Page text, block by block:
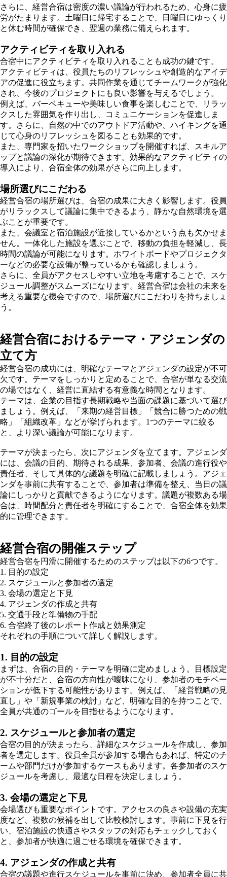
さらに、経営合宿は密度の濃い議論が行われるため、心身に疲
労がたまります。土曜日に帰宅することで、日曜日にゆっくり
と休む時間が確保でき、翌週の業務に備えられます。
アクティビティを取り入れる
合宿中にアクティビティを取り入れることも成功の鍵です。
アクティビティは、役員たちのリフレッシュや創造的なアイデ
アの促進に役立ちます。共同作業を通じてチームワークが強化
され、今後のプロジェクトにも良い影響を与えるでしょう。
例えば、バーベキューや美味しい食事を楽しむことで、リラッ
クスした雰囲気を作り出し、コミュニケーションを促進しま
す。さらに、自然の中でのアウトドア活動や、ハイキングを通
じて心身のリフレッシュを図ることも効果的です。
また、専門家を招いたワークショップを開催すれば、スキルア
ップと議論の深化が期待できます。効果的なアクティビティの
導入により、合宿全体の効果がさらに向上します。
場所選びにこだわる
経営合宿の場所選びは、合宿の成果に大きく影響します。役員
がリラックスして議論に集中できるよう、静かな自然環境を選
ぶことが重要です。
また、会議室と宿泊施設が近接しているかという点も欠かせま
せん。一体化した施設を選ぶことで、移動の負担を軽減し、長
時間の議論が可能になります。ホワイトボードやプロジェクタ
ーなどの必要な設備が整っているかも確認しましょう。
さらに、全員がアクセスしやすい立地を考慮することで、スケ
ジュール調整がスムーズになります。経営合宿は会社の未来を
考える重要な機会ですので、場所選びにこだわりを持ちましょ
う。
経営合宿におけるテーマ・アジェンダの
立て方
経営合宿の成功には、明確なテーマとアジェンダの設定が不可
欠です。テーマをしっかりと定めることで、合宿が単なる交流
の場ではなく、経営に直結する有意義な時間となります。
テーマは、企業の目指す長期戦略や当面の課題に基づいて選び
ましょう。例えば、「来期の経営目標」「競合に勝つための戦
略」「組織改革」などが挙げられます。1つのテーマに絞る
と、より深い議論が可能になります。
テーマが決まったら、次にアジェンダを立てます。アジェンダ
には、会議の目的、期待される成果、参加者、会議の進行役や
責任者、そして具体的な議題を明確に記載しましょう。アジェ
ンダを事前に共有することで、参加者は準備を整え、当日の議
論にしっかりと貢献できるようになります。議題が複数ある場
合は、時間配分と責任者を明確にすることで、合宿全体を効果
的に管理できます。
経営合宿の開催ステップ
経営合宿を円滑に開催するためのステップは以下の6つです。
1. 目的の設定
2. スケジュールと参加者の選定
3. 会場の選定と下見
4. アジェンダの作成と共有
5. 交通手段と準備物の手配
6. 合宿終了後のレポート作成と効果測定
それぞれの手順について詳しく解説します。
1. 目的の設定
まずは、合宿の目的・テーマを明確に定めましょう。目標設定
が不十分だと、合宿の方向性が曖昧になり、参加者のモチベー
ションが低下する可能性があります。例えば、「経営戦略の見
直し」や「新規事業の検討」など、明確な目的を持つことで、
全員が共通のゴールを目指せるようになります。
2. スケジュールと参加者の選定
合宿の目的が決まったら、詳細なスケジュールを作成し、参加
者を選定します。役員全員が参加する場合もあれば、特定のチ
ームや部門だけが参加するケースもあります。各参加者のスケ
ジュールを考慮し、最適な日程を決定しましょう。
3. 会場の選定と下見
会場選びも重要なポイントです。アクセスの良さや設備の充実
度など、複数の候補を出して比較検討します。事前に下見を行
い、宿泊施設の快適さやスタッフの対応もチェックしておく
と、参加者が快適に過ごせる環境を確保できます。
4. アジェンダの作成と共有
合宿の議題や進行スケジュールを事前に決め、参加者全員に共